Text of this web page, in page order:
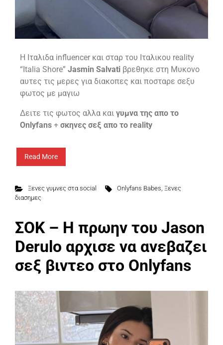
H Ιταλιδα influencer και σταρ του Ιταλικου reality
“Italia Shore” Jasmin Salvati βρεθηκε στη Μυκονο
αυτες τις μερες για διακοπες και ποσταρε σεξυ
φωτος με μαγιω
Δειτε τις φωτος αλλα και γυμνα της απο το
Onlyfans + σκηνες σεξ απο τo reality
Read More
Ξενες γυμνες στα social Onlyfans Babes,Ξενες
διασημες
ΣΟΚ – Η πρωην του Jason
Derulo αρχισε να ανεβαζει
σεξ βιντεο στο Onlyfans